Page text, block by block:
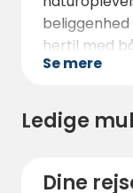
hertil med
en følelse
af Telemark.
campere
Se mere
Ledige
Dine